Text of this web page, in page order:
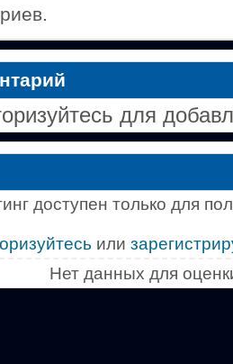
для
доступен только для
или
Нет данных для